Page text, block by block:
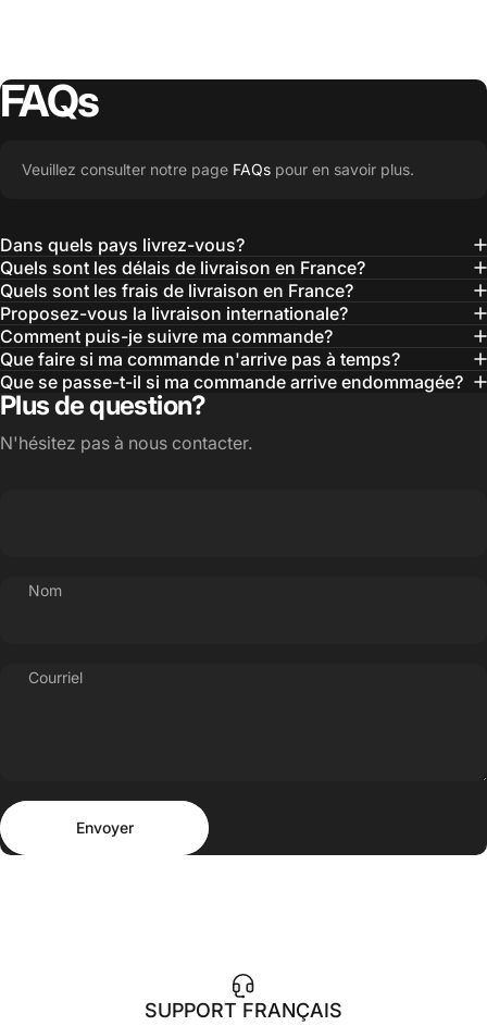
FAQs
Veuillez consulter notre page FAQs pour en savoir plus.
Dans quels pays livrez-vous?
Quels sont les délais de livraison en France?
Quels sont les frais de livraison en France?
Proposez-vous la livraison internationale?
Comment puis-je suivre ma commande?
Que faire si ma commande n'arrive pas à temps?
Que se passe-t-il si ma commande arrive endommagée?
Plus de question?
N'hésitez pas à nous contacter.
Nom
Courriel
Envoyer
Envoyer
SUPPORT FRANÇAIS